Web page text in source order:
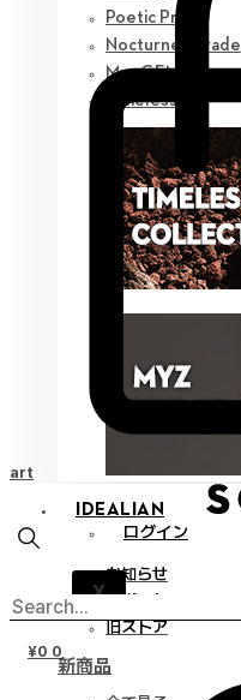
Poetic Prose
Nocturne Parade
Myz GEM
Timeless
IDEALIAN
ログイン
X
お知らせ
サポート
旧ストア
新商品
¥0 0